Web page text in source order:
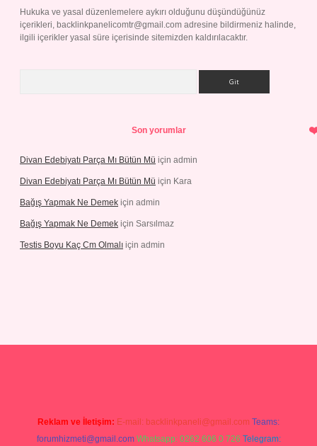
Hukuka ve yasal düzenlemelere aykırı olduğunu düşündüğünüz
içerikleri, backlinkpanelicomtr@gmail.com adresine bildirmeniz halinde,
ilgili içerikler yasal süre içerisinde sitemizden kaldırılacaktır.
Son yorumlar
Divan Edebiyatı Parça Mı Bütün Mü için admin
Divan Edebiyatı Parça Mı Bütün Mü için Kara
Bağış Yapmak Ne Demek için admin
Bağış Yapmak Ne Demek için Sarsılmaz
Testis Boyu Kaç Cm Olmalı için admin
Reklam ve İletişim: E-mail: backlinkpaneli@gmail.com Teams:
forumhizmeti@gmail.com Whatsapp: 0262 606 0 726 Telegram: